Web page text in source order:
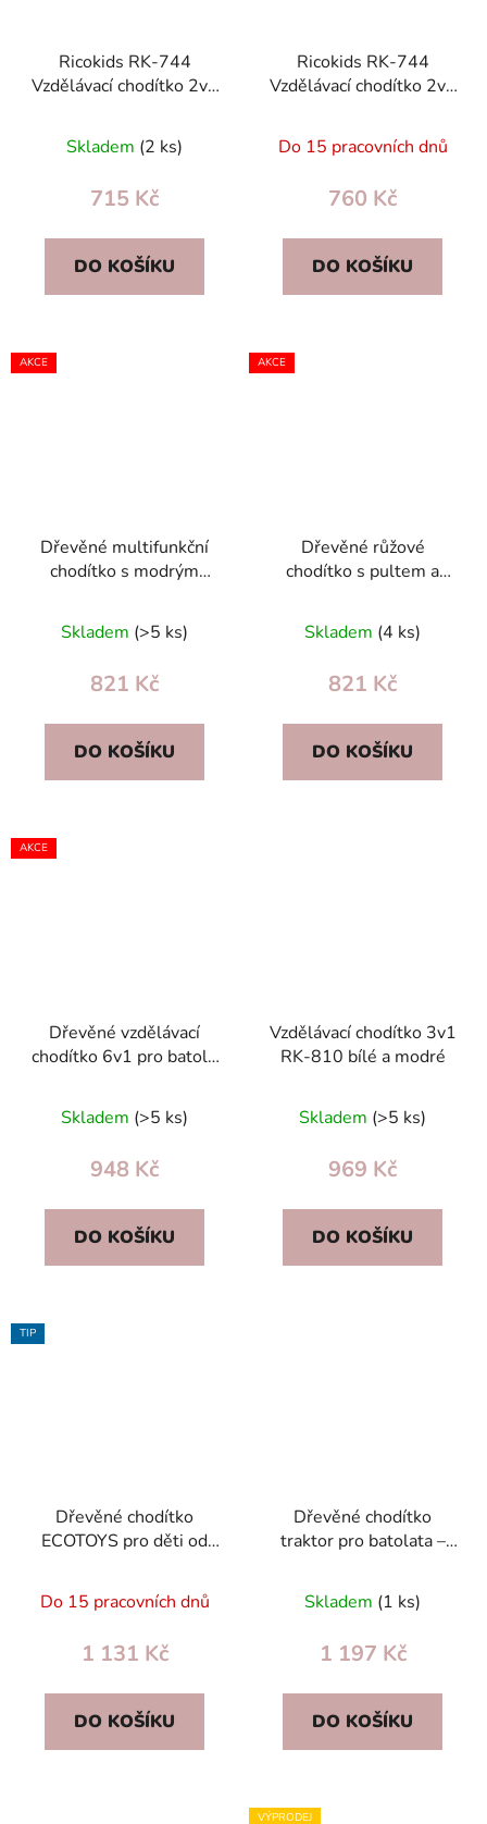
Ricokids RK-744
Vzdělávací chodítko 2v1
interaktivním panelem
Skladem (2 ks)
715 Kč
DO KOŠÍKU
Ricokids RK-744
Vzdělávací chodítko 2v1
interaktivní tabulí
růžové
Do 15 pracovních dnů
760 Kč
DO KOŠÍKU
AKCE
Dřevěné multifunkční
chodítko s modrým
pultem pro děti 12m+
Skladem (>5 ks)
821 Kč
DO KOŠÍKU
AKCE
Dřevěné růžové
chodítko s pultem a
hračka pro první kroky
Skladem (4 ks)
821 Kč
DO KOŠÍKU
AKCE
Dřevěné vzdělávací
chodítko 6v1 pro batole
aktivitami
Skladem (>5 ks)
948 Kč
DO KOŠÍKU
Vzdělávací chodítko 3v1
RK-810 bílé a modré
Skladem (>5 ks)
969 Kč
DO KOŠÍKU
TIP
Dřevěné chodítko
ECOTOYS pro děti od
kostkami a pohyblivými
prvky
Do 15 pracovních dnů
1 131 Kč
DO KOŠÍKU
Dřevěné chodítko
traktor pro batolata –
učení chůze
Skladem (1 ks)
1 197 Kč
DO KOŠÍKU
VÝPRODEJ